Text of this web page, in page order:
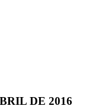
DE 2016